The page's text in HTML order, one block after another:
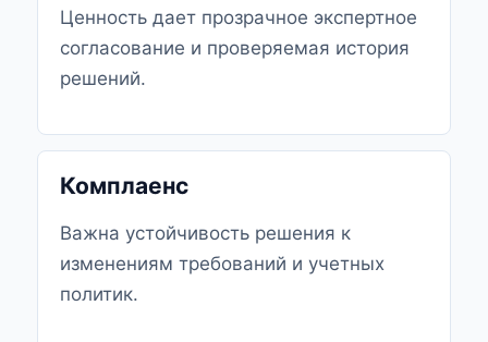
Ценность дает прозрачное экспертное
согласование и проверяемая история
решений.
Комплаенс
Важна устойчивость решения к
изменениям требований и учетных
политик.